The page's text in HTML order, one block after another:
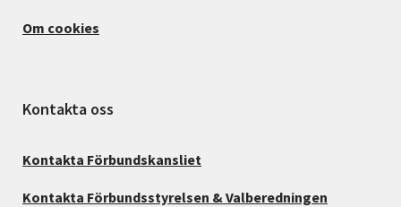
Om cookies
Kontakta oss
Kontakta Förbundskansliet
Kontakta Förbundsstyrelsen & Valberedningen